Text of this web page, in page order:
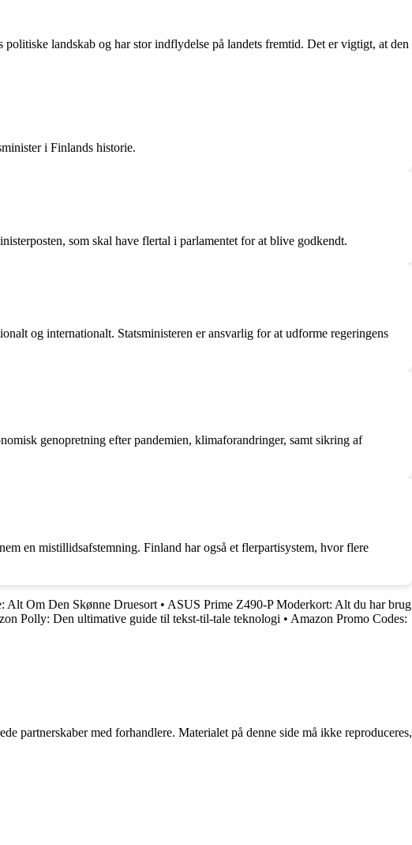
landskab og har stor indflydelse på landets fremtid. Det er vigtigt, at den
i Finlands historie.
som skal have flertal i parlamentet for at blive godkendt.
og internationalt. Statsministeren er ansvarlig for at udforme regeringens
genopretning efter pandemien, klimaforandringer, samt sikring af
en mistillidsafstemning. Finland har også et flerpartisystem, hvor flere
Alt Om Den Skønne Druesort • ASUS Prime Z490-P Moderkort: Alt du har brug
Polly: Den ultimative guide til tekst-til-tale teknologi • Amazon Promo Codes:
partnerskaber med forhandlere. Materialet på denne side må ikke reproduceres,